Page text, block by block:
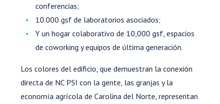
conferencias;
10.000 gsf de laboratorios asociados;
Y un hogar colaborativo de 10,000 gsf, espacios
de coworking y equipos de última generación.
Los colores del edificio, que demuestran la conexión
directa de NC PSI con la gente, las granjas y la
economía agrícola de Carolina del Norte, representan